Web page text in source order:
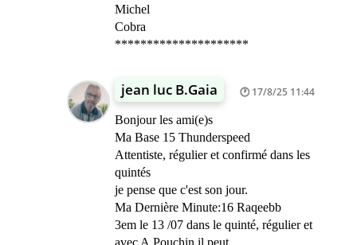
Michel
Cobra
*********************
jean luc B.Gaia 17/8/25 11:44
Bonjour les ami(e)s
Ma Base 15 Thunderspeed
Attentiste, régulier et confirmé dans les
quintés
je pense que c'est son jour.
Ma Dernière Minute:16 Raqeebb
3em le 13 /07 dans le quinté, régulier et
avec A.Pouchin il peut